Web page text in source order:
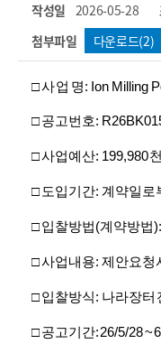
작성일 2026-05-28
첨부파일
다운로드(2)
□ 사 업 명: Ion Milling
□ 공고번호:
□ 사업예산: 199,980
□ 도입기간: 계약일로
□ 입찰방법(계약방법
□ 사업내용: 제안요청
□ 입찰방식: 나라장터
□ 공고기간: 26/5/28 ~